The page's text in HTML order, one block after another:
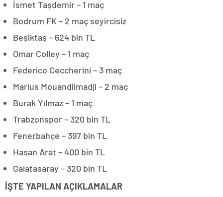
İsmet Taşdemir – 1 maç
Bodrum FK – 2 maç seyircisiz
Beşiktaş – 624 bin TL
Omar Colley – 1 maç
Federico Ceccherini – 3 maç
Marius Mouandilmadji – 2 maç
Burak Yılmaz – 1 maç
Trabzonspor – 320 bin TL
Fenerbahçe – 397 bin TL
Hasan Arat – 400 bin TL
Galatasaray – 320 bin TL
İŞTE YAPILAN AÇIKLAMALAR